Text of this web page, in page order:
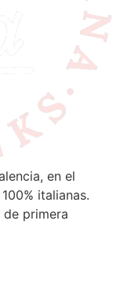
en el
italianas.
primera